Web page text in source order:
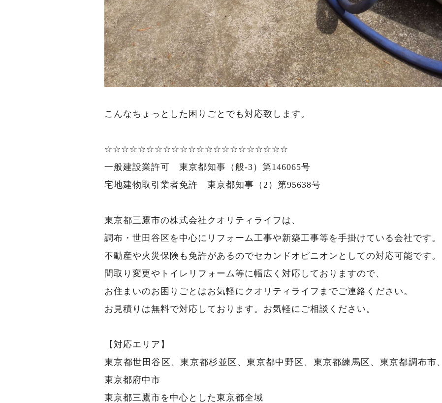
こんなちょっとした困りごとでも対応致します。
☆☆☆☆☆☆☆☆☆☆☆☆☆☆☆☆☆☆☆☆☆☆
一般建設業許可 東京都知事（般-3）第146065号
宅地建物取引業者免許 東京都知事（2）第95638号
東京都三鷹市の株式会社クオリティライフは、
調布・世田谷区を中心にリフォーム工事や新築工事等を手掛けている会社です。
不動産や火災保険も免許があるのでセカンドオピニオンとしての対応可能です。
間取り変更やトイレリフォーム等に幅広く対応しておりますので、
お住まいのお困りごとはお気軽にクオリティライフまでご連絡ください。
お見積りは無料で対応しております。お気軽にご相談ください。
【対応エリア】
東京都世田谷区、東京都杉並区、東京都中野区、東京都練馬区、東京都調布市、
東京都府中市
東京都三鷹市を中心とした東京都全域